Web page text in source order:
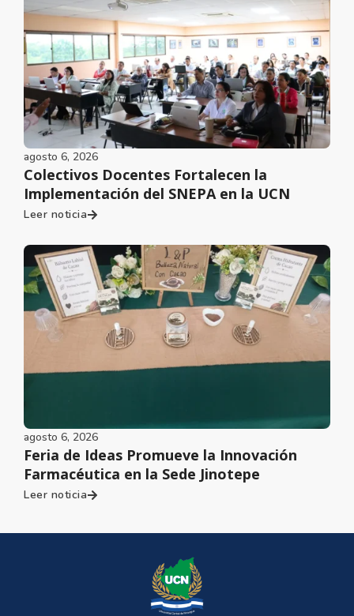
agosto 6, 2026
Colectivos Docentes Fortalecen la
Implementación del SNEPA en la UCN
Leer noticia
agosto 6, 2026
Feria de Ideas Promueve la Innovación
Farmacéutica en la Sede Jinotepe
Leer noticia